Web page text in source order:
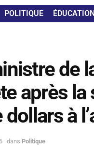
POLITIQUE
de
après
à
dans Politique